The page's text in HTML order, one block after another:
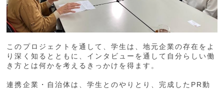
このプロジェクトを通して、学生は、地元企業の存在をよ
り深く知るとともに、インタビューを通して自分らしい働
き方とは何かを考えるきっかけを得ます。
連携企業・自治体は、学生とのやりとり、完成したPR動